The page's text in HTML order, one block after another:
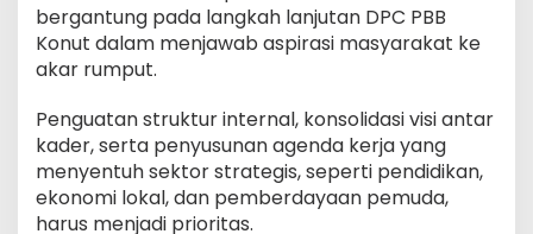
bergantung pada langkah lanjutan DPC PBB
Konut dalam menjawab aspirasi masyarakat ke
akar rumput.
Penguatan struktur internal, konsolidasi visi antar
kader, serta penyusunan agenda kerja yang
menyentuh sektor strategis, seperti pendidikan,
ekonomi lokal, dan pemberdayaan pemuda,
harus menjadi prioritas.